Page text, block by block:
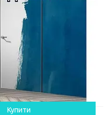
Купити